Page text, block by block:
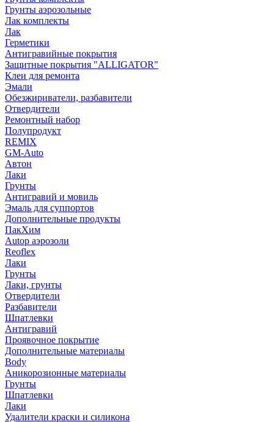
Грунты аэрозольные
Лак комплекты
Лак
Герметики
Антигравийные покрытия
Защитные покрытия "ALLIGATOR"
Клеи для ремонта
Эмали
Обезжириватели, разбавители
Отвердители
Ремонтный набор
Полупродукт
REMIX
GM-Auto
Автон
Лаки
Грунты
Антигравий и мовиль
Эмаль для суппортов
Дополнительные продукты
ПакХим
Autop аэрозоли
Reoflex
Лаки
Грунты
Лаки, грунты
Отвердители
Разбавители
Шпатлевки
Антигравий
Проявочное покрытие
Дополнительные материалы
Body
Аникорозионные материалы
Грунты
Шпатлевки
Лаки
Удалители краски и силикона